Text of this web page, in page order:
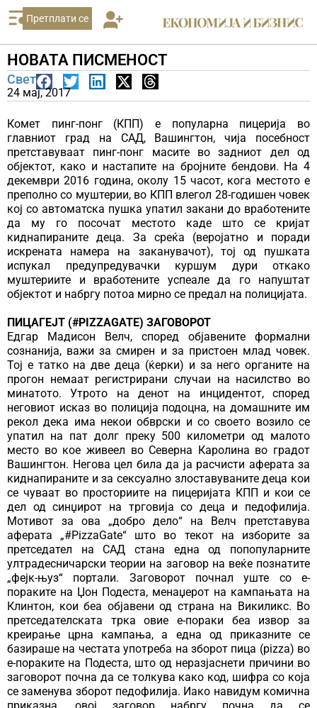
Претплати се
НОВАТА ПИСМЕНОСТ
Свет
24 мај, 2017
Комет пинг-понг (КПП) е популарна пицерија во
главниот град на САД, Вашингтон, чија посебност
претставуваат пинг-понг масите во задниот дел од
објектот, како и настапите на бројните бендови. На 4
декември 2016 година, околу 15 часот, кога местото е
преполно со муштерии, во КПП влегол 28-годишен човек
кој со автоматска пушка упатил закани до вработените
да му го посочат местото каде што се кријат
киднапираните деца. За среќа (веројатно и поради
искрената намера на заканувачот), тој од пушката
испукал предупредувачки куршум дури откако
муштериите и вработените успеале да го напуштат
објектот и набргу потоа мирно се предал на полицијата.
ПИЦАГЕЈТ (#PIZZAGATE) ЗАГОВОРОТ
Едгар Мадисон Велч, според објавените формални
сознанија, важи за смирен и за пристоен млад човек.
Тој е татко на две деца (ќерки) и за него органите на
прогон немаат регистрирани случаи на насилство во
минатото. Утрото на денот на инцидентот, според
неговиот исказ во полиција подоцна, на домашните им
рекол дека има некои обврски и со своето возило се
упатил на пат долг преку 500 километри од малото
место во кое живеел во Северна Каролина во градот
Вашингтон. Негова цел била да ја расчисти аферата за
киднапираните и за сексуално злоставуваните деца кои
се чуваат во просториите на пицеријата КПП и кои се
дел од синџирот на трговија со деца и педофилија.
Мотивот за ова „добро дело“ на Велч претставува
аферата „#PizzaGate“ што во текот на изборите за
претседател на САД стана една од попопуларните
ултрадесничарски теории на заговор на веќе познатите
„фејк-њуз“ портали. Заговорот почнал уште со е-
пораките на Џон Подеста, менаџерот на кампањата на
Клинтон, кои беа објавени од страна на Викиликс. Во
претседателската трка овие е-пораки беа извор за
креирање црна кампања, а една од приказните се
базираше на честата употреба на зборот пица (pizza) во
е-пораките на Подеста, што од неразјаснети причини во
заговорот почна да се толкува како код, шифра со која
се заменува зборот педофилија. Иако навидум комична